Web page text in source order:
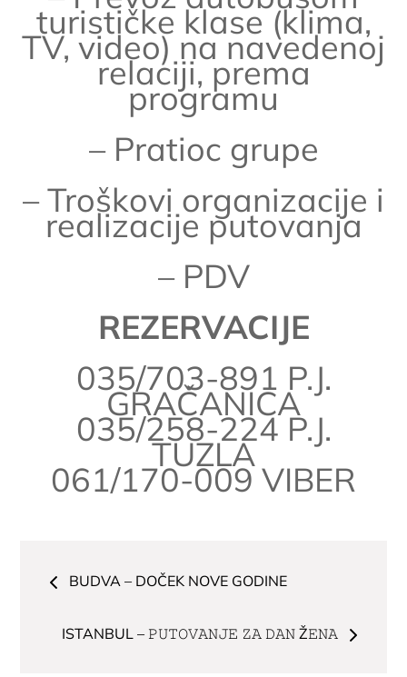
turističke klase (klima,
TV, video) na navedenoj
relaciji, prema
programu
– Pratioc grupe
– Troškovi organizacije i
realizacije putovanja
– PDV
REZERVACIJE
035/703-891 P.J.
GRAČANICA
035/258-224 P.J.
TUZLA
061/170-009 VIBER
Navigacija
članaka
BUDVA – DOČEK NOVE GODINE
ISTANBUL – 𝙿𝚄𝚃𝙾𝚅𝙰𝙽𝙹𝙴 𝚉𝙰 𝙳𝙰𝙽 Ž𝙴𝙽𝙰